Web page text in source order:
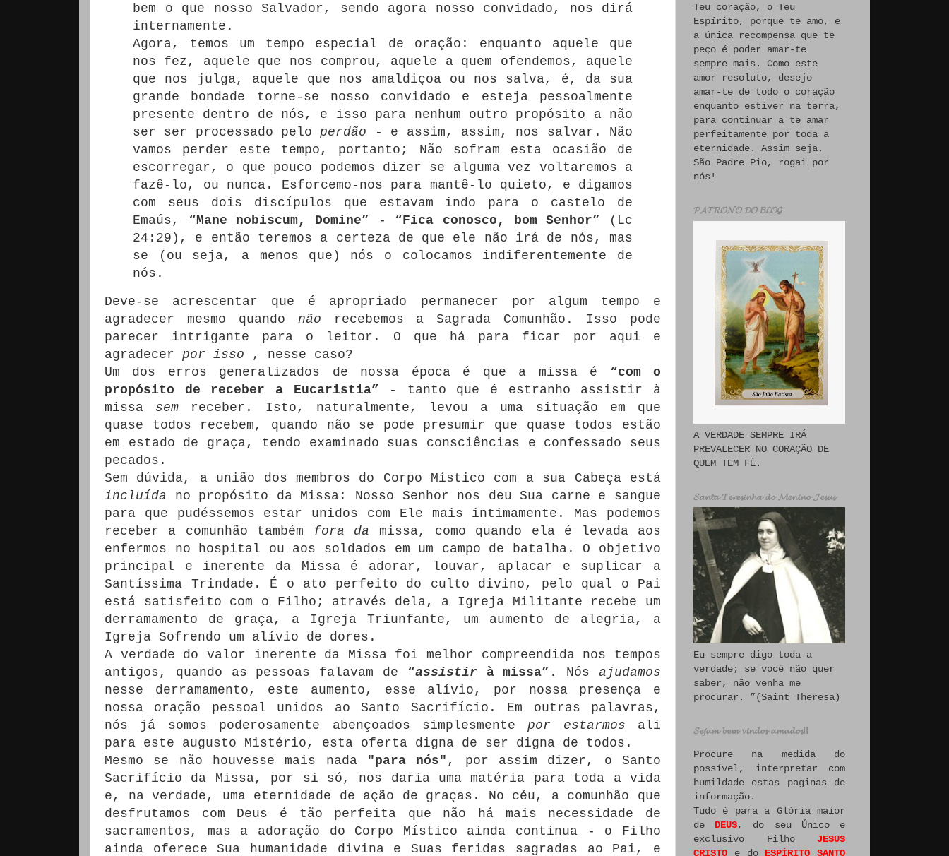
bem o que nosso Salvador, sendo agora nosso convidado, nos dirá
internamente.
Agora, temos um tempo especial de oração: enquanto aquele que
nos fez, aquele que nos comprou, aquele a quem ofendemos, aquele
que nos julga, aquele que nos amaldiçoa ou nos salva, é, da sua
grande bondade torne-se nosso convidado e esteja pessoalmente
presente dentro de nós, e isso para nenhum outro propósito a não
ser ser processado peloperdão - e assim, assim, nos salvar.
Não
vamos perder este tempo, portanto;
Não sofram esta ocasião de
escorregar, o que pouco podemos dizer se alguma vez voltaremos a
fazê-lo, ou nunca.
Esforcemo-nos para mantê-lo quieto, e digamos
com seus dois discípulos que estavam indo para o castelo de
Emaús, “Mane nobiscum, Domine” - “Fica conosco, bom Senhor” (Lc
24:29), e então teremos a certeza de que ele não irá de nós, mas
se (ou seja, a menos que) nós o colocamos indiferentemente de
nós.
Deve-se acrescentar que é apropriado permanecer por algum tempo e
agradecer mesmo quando não recebemos a Sagrada Comunhão.
Isso pode
parecer intrigante para o leitor.
O que há para ficar por aqui e
agradecer por isso , nesse caso?
Um dos erros generalizados de nossa época é que a missa é “com o
propósito de receber a Eucaristia” - tanto que é estranho assistir à
missa sem receber.
Isto, naturalmente, levou a uma situação em que
quase todos recebem, quando não se pode presumir que quase todos estão
em estado de graça, tendo examinado suas consciências e confessado seus
pecados.
Sem dúvida, a união dos membros do Corpo Místico com a sua Cabeça está
incluída no propósito da Missa: Nosso Senhor nos deu Sua carne e sangue
para que pudéssemos estar unidos com Ele mais intimamente.
Mas podemos
receber a comunhão também
fora da missa, como quando ela é levada aos
enfermos no hospital ou aos soldados em um campo de batalha.
O objetivo
principal e inerente da Missa é adorar, louvar, aplacar e suplicar a
Santíssima Trindade.
É o ato perfeito do culto divino, pelo qual o Pai
está satisfeito com o Filho;
através dela, a Igreja Militante recebe um
derramamento de graça, a Igreja Triunfante, um aumento de alegria, a
Igreja Sofrendo um alívio de dores.
A verdade do valor inerente da Missa foi melhor compreendida nos tempos
antigos, quando as pessoas falavam de “assistirà missa” . Nósajudamos
nesse derramamento, este aumento, esse alívio, por nossa presença e
nossa oração pessoal unidos ao Santo Sacrifício.
Em outras palavras,
nós já somos poderosamente abençoados simplesmentepor estarmos ali
para este augusto Mistério, esta oferta digna de ser digna de todos.
Mesmo se não houvesse mais nada "para nós" , por assim dizer, o Santo
Sacrifício da Missa, por si só, nos daria uma matéria para toda a vida
e, na verdade, uma eternidade de ação de graças.
No céu, a comunhão que
desfrutamos com Deus é tão perfeita que não há mais necessidade de
sacramentos, mas a adoração do Corpo Místico ainda continua - o Filho
ainda oferece Sua humanidade divina e Suas feridas sagradas ao Pai, e
Teu coração, o Teu
Espírito, porque te amo, e
a única recompensa que te
peço é poder amar-te
sempre mais. Como este
amor resoluto, desejo
amar-te de todo o coração
enquanto estiver na terra,
para continuar a te amar
perfeitamente por toda a
eternidade. Assim seja.
São Padre Pio, rogai por
nós!
𝓟𝓐𝓣𝓡𝓞𝓝𝓞 𝓓𝓞 𝓑𝓛𝓞𝓖
A VERDADE SEMPRE IRÁ
PREVALECER NO CORAÇÃO DE
QUEM TEM FÉ.
𝓢𝓪𝓷𝓽𝓪 𝓣𝓮𝓻𝓮𝓼𝓲𝓷𝓱𝓪 𝓭𝓸 𝓜𝓮𝓷𝓲𝓷𝓸 𝓙𝓮𝓼𝓾𝓼
Eu sempre digo toda a
verdade; se você não quer
saber, não venha me
procurar. ”(Saint Theresa)
𝓢𝓮𝓳𝓪𝓶 𝓫𝓮𝓶 𝓿𝓲𝓷𝓭𝓸𝓼 𝓪𝓶𝓪𝓭𝓸𝓼!!
Procure na medida do
possível, interpretar com
humildade estas paginas de
informação.
Tudo é para a Glória maior
de DEUS, do seu Único e
exclusivo Filho JESUS
CRISTO e do ESPÍRITO SANTO